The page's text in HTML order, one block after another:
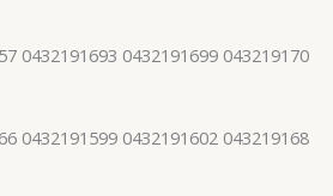
0432191693 0432191699 043219170
0432191599 0432191602 043219168